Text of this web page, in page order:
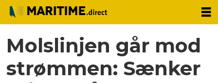
Molslinjen går mod
strømmen: Sænker